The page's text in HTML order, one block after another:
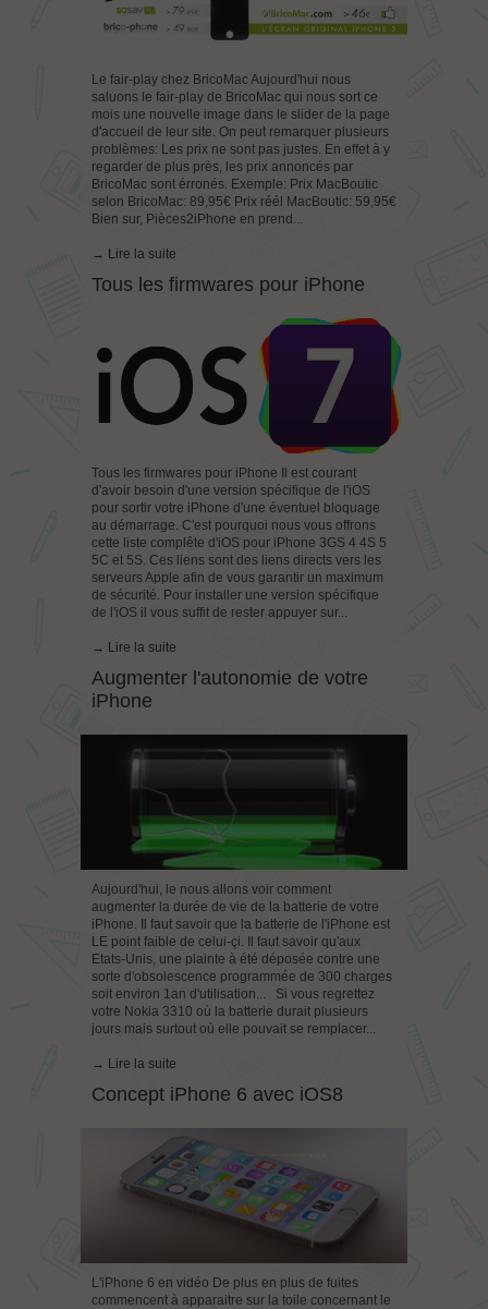
Le fair-play chez BricoMac Aujourd'hui nous
saluons le fair-play de BricoMac qui nous sort ce
mois une nouvelle image dans le slider de la page
d'accueil de leur site. On peut remarquer plusieurs
problèmes: Les prix ne sont pas justes. En effet à y
regarder de plus près, les prix annoncés par
BricoMac sont érronés. Exemple: Prix MacBoutic
selon BricoMac: 89,95€ Prix réél MacBoutic: 59,95€
Bien sur, Pièces2iPhone en prend...
→ Lire la suite
Tous les firmwares pour iPhone
Tous les firmwares pour iPhone Il est courant
d'avoir besoin d'une version spécifique de l'iOS
pour sortir votre iPhone d'une éventuel bloquage
au démarrage. C'est pourquoi nous vous offrons
cette liste complête d'iOS pour iPhone 3GS 4 4S 5
5C et 5S. Ces liens sont des liens directs vers les
serveurs Apple afin de vous garantir un maximum
de sécurité. Pour installer une version spécifique
de l'iOS il vous suffit de rester appuyer sur...
→ Lire la suite
Augmenter l'autonomie de votre
iPhone
Aujourd'hui, le nous allons voir comment
augmenter la durée de vie de la batterie de votre
iPhone. Il faut savoir que la batterie de l'iPhone est
LE point faible de celui-çi. Il faut savoir qu'aux
Etats-Unis, une plainte à été déposée contre une
sorte d'obsolescence programmée de 300 charges
soit environ 1an d'utilisation... Si vous regrettez
votre Nokia 3310 où la batterie durait plusieurs
jours mais surtout où elle pouvait se remplacer...
→ Lire la suite
Concept iPhone 6 avec iOS8
L'iPhone 6 en vidéo De plus en plus de fuites
commencent à apparaitre sur la toile concernant le